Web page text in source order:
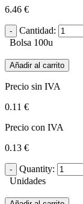
6.46 €
Cantidad:
Bolsa 100u
Añadir al carrito
Precio sin IVA
0.11 €
Precio con IVA
0.13 €
Quantity:
Unidades